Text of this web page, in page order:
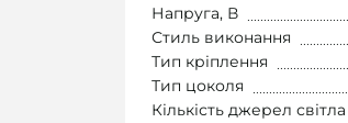
Напруга, В
Стиль виконання
Тип кріплення
Тип цоколя
Кількість джерел світла